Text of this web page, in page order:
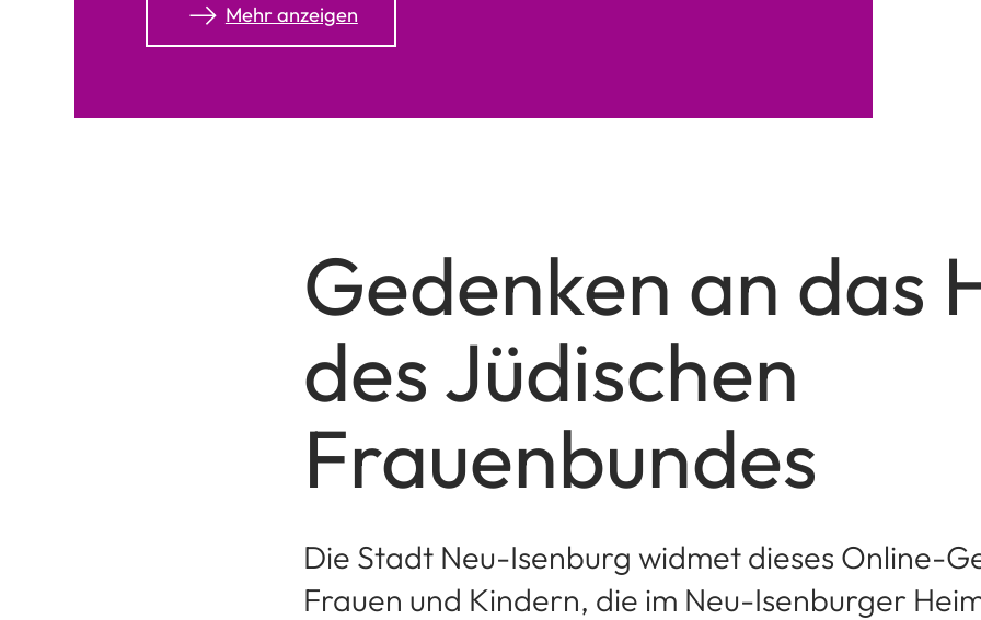
Seite:
Mehr anzeigen
Gedenken an das
des Jüdischen
Frauenbundes
Die Stadt Neu-Isenburg widmet dieses Online-
Frauen und Kindern, die im Neu-Isenburger